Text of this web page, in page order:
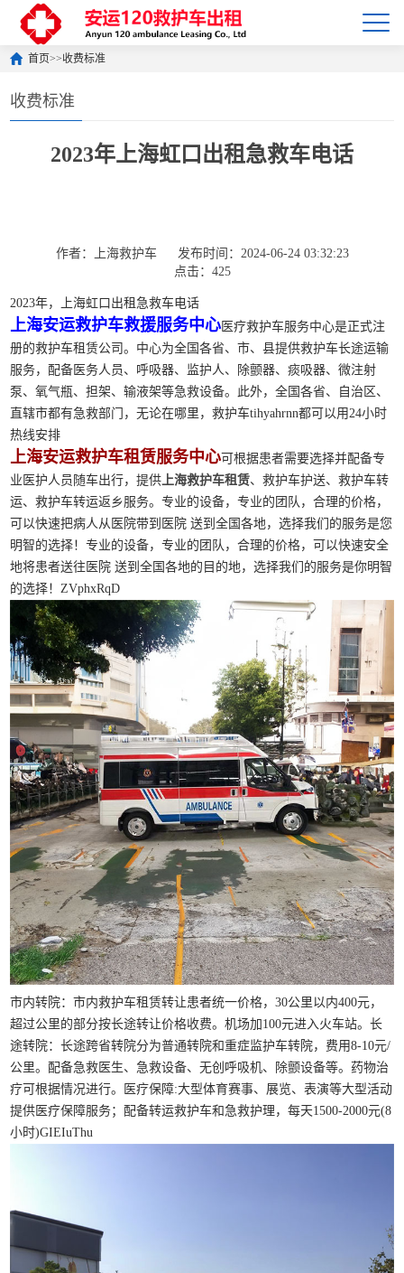
首页>>收费标准
收费标准
2023年上海虹口出租急救车电话
作者：上海救护车
发布时间：2024-06-24 03:32:23
点击：425
2023年，上海虹口出租急救车电话
上海安运救护车救援服务中心 医疗救护车服务中心是正式注
册的救护车租赁公司。中心为全国各省、市、县提供救护车长途运输
服务，配备医务人员、呼吸器、监护人、除颤器、痰吸器、微注射
泵、氧气瓶、担架、输液架等急救设备。此外，全国各省、自治区、
直辖市都有急救部门，无论在哪里，救护车tihyahrnn都可以用24小时
热线安排
上海安运救护车租赁服务中心可根据患者需要选择并配备专
业医护人员随车出行，提供上海救护车租赁、救护车护送、救护车转
运、救护车转运返乡服务。专业的设备，专业的团队，合理的价格，
可以快速把病人从医院带到医院 送到全国各地，选择我们的服务是您
明智的选择！专业的设备，专业的团队，合理的价格，可以快速安全
地将患者送往医院 送到全国各地的目的地，选择我们的服务是你明智
的选择！ZVphxRqD
市内转院：市内救护车租赁转让患者统一价格，30公里以内400元，
超过公里的部分按长途转让价格收费。机场加100元进入火车站。长
途转院：长途跨省转院分为普通转院和重症监护车转院，费用8-10元/
公里。配备急救医生、急救设备、无创呼吸机、除颤设备等。药物治
疗可根据情况进行。医疗保障:大型体育赛事、展览、表演等大型活动
提供医疗保障服务；配备转运救护车和急救护理，每天1500-2000元(8
小时)GIEIuThu